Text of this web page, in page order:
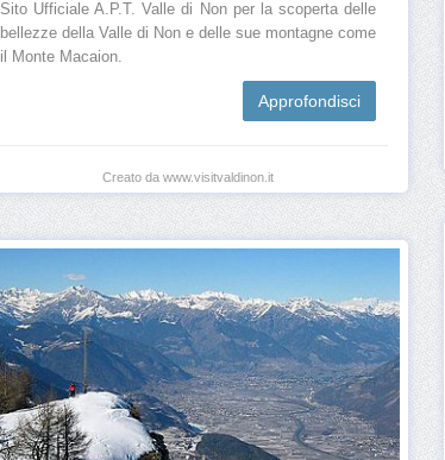
Sito Ufficiale A.P.T. Valle di Non per la scoperta delle
bellezze della Valle di Non e delle sue montagne come
il Monte Macaion.
Approfondisci
Creato da www.visitvaldinon.it